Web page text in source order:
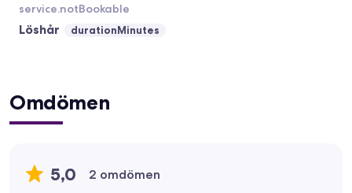
Löshår durationMinutes
service.notBookable
Omdömen
5,0 2 omdömen